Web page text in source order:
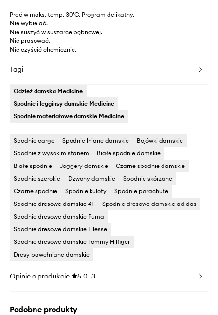
Prać w maks. temp. 30°C. Program delikatny.
Nie wybielać.
Nie suszyć w suszarce bębnowej.
Nie prasować.
Nie czyścić chemicznie.
Tagi
Odzież damska Medicine
Spodnie i legginsy damskie Medicine
Spodnie materiałowe damskie Medicine
Spodnie cargo Spodnie lniane damskie
Bojówki damskie
Spodnie z wysokim stanem
Białe spodnie damskie
Białe spodnie
Joggery damskie
Czarne spodnie damskie
Spodnie szerokie
Dzwony damskie
Spodnie skórzane
Czarne spodnie
Spodnie kuloty
Spodnie parachute
Spodnie dresowe damskie 4F
Spodnie dresowe damskie adidas
Spodnie dresowe damskie Puma
Spodnie dresowe damskie Ellesse
Spodnie dresowe damskie Tommy Hilfiger
Dresy bawełniane damskie
Opinie o produkcie 5.0 3
Podobne produkty